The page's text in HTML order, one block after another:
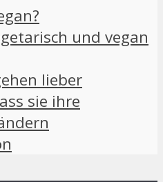
und vegan
lieber
sie ihre